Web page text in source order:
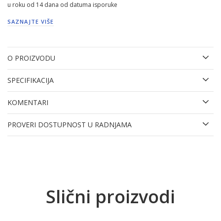
u roku od 14 dana od datuma isporuke
SAZNAJTE VIŠE
O PROIZVODU
SPECIFIKACIJA
KOMENTARI
PROVERI DOSTUPNOST U RADNJAMA
Slični proizvodi